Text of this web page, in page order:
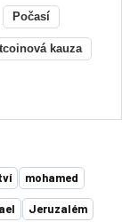
Počasí
kauza
mohamed
Jeruzalém